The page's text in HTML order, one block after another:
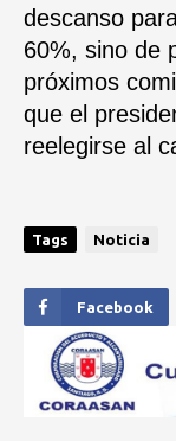
descanso
60%, sino de
próximos
que el
reelegirse al
Tags Noticia
Facebook